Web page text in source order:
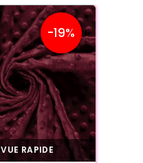
-19%
VUE RAPIDE